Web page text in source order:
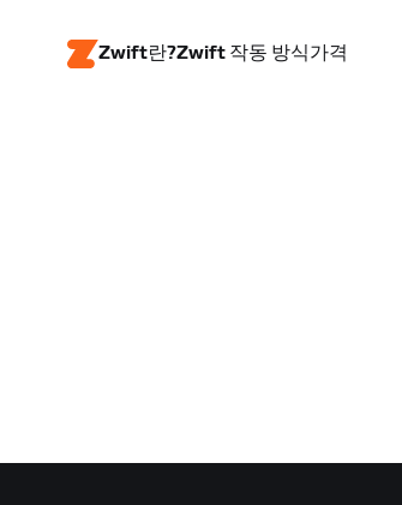
Zwift란?Zwift 작동 방식가격